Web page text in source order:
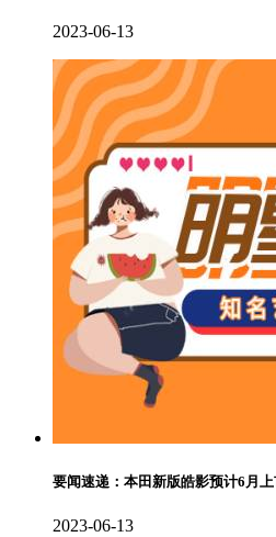
2023-06-13
要闻速递：本田新版皓影预计6月
2023-06-13